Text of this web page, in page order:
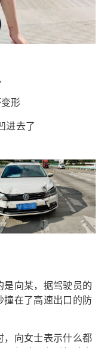
形
进去了
向某，据驾驶员的
撞在了高速出口的防
向女士表示什么都